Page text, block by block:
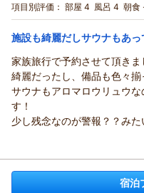
項目別評価： 部屋 4 風呂 4 朝食
施設も綺麗だしサウナもあっ
家族旅行で予約させて頂きま
綺麗だったし、備品も色々
サウナもアロマロウリュウ
す！
少し残念なのが警報？？み
寝れなかったことと、外が
臭く外でBBQする時、サウ
宿泊時期： 2025年08月宿泊 (家
投稿者： かほさん(女性/20代)
１日１組限定！屋
宿泊